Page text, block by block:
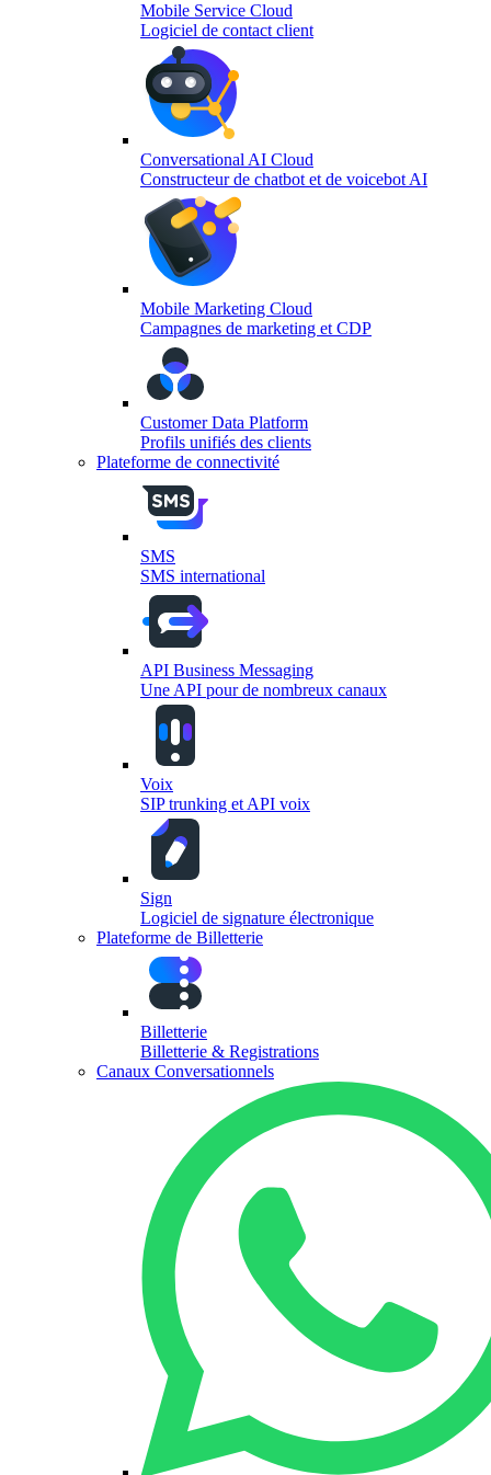
Mobile Service Cloud
Logiciel de contact client
Conversational AI Cloud
Constructeur de chatbot et de voicebot AI
Mobile Marketing Cloud
Campagnes de marketing et CDP
Customer Data Platform
Profils unifiés des clients
Plateforme de connectivité
SMS
SMS international
API Business Messaging
Une API pour de nombreux canaux
Voix
SIP trunking et API voix
Sign
Logiciel de signature électronique
Plateforme de Billetterie
Billetterie
Billetterie & Registrations
Canaux Conversationnels